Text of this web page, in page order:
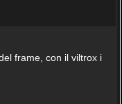
frame, con il viltrox i